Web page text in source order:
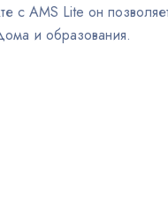
с AMS Lite он
и образования.